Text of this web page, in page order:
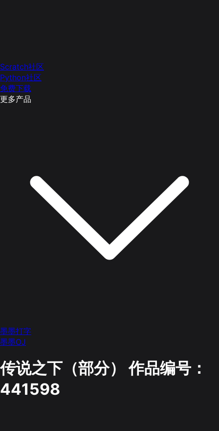
Scratch社区
Python社区
免费下载
更多产品
墨墨打字
墨墨OJ
传说之下（部分）作品编号：
441598